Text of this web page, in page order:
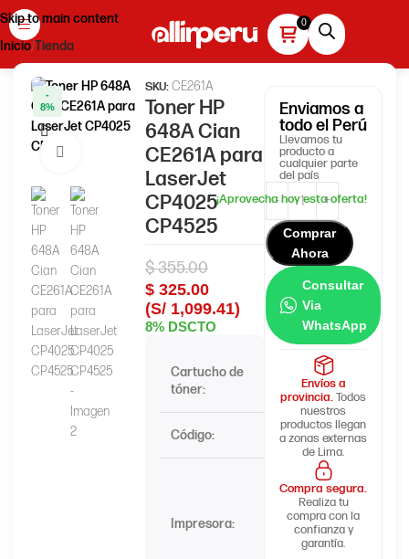
Skip to main content
Inicio Tienda
-
8%
Haga clic para ampliar
SKU:CE261A
Toner HP
648A Cian
CE261A para
LaserJet
CP4025
CP4525
$355.00
$ 325.00
(S/ 1,099.41)
8% DSCTO
Cartucho de
tóner:
Código: CE261A
Impresora:
HP
Color
LaserJet
CP4025,
CP4520,
Enviamos a
todo el Perú
Llevamos tu
producto a
cualquier parte
del país
Comprar
Ahora
Consultar
Via
WhatsApp
Envíos a
provincia.Todos
nuestros
productos llegan
a zonas externas
de Lima.
Compra segura.
Realiza tu
compra con la
confianza y
garantía.